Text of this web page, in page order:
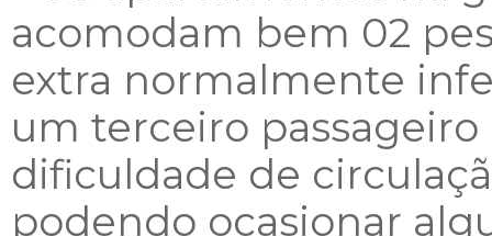
acomodam bem 02
extra normalmente
um terceiro
dificuldade de
podendo ocasionar